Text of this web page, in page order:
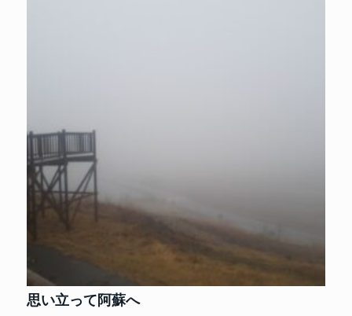
思い立って阿蘇へ